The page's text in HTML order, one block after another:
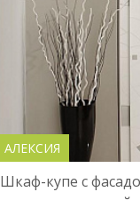
АЛЕКСИЯ
Шкаф-купе с